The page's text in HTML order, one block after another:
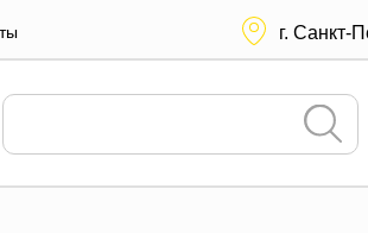
г. Санкт-